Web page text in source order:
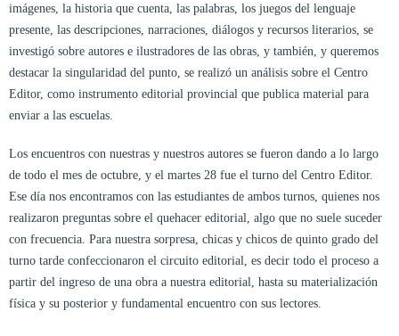
imágenes, la historia que cuenta, las palabras, los juegos del lenguaje
presente, las descripciones, narraciones, diálogos y recursos literarios, se
investigó sobre autores e ilustradores de las obras, y también, y queremos
destacar la singularidad del punto, se realizó un análisis sobre el Centro
Editor, como instrumento editorial provincial que publica material para
enviar a las escuelas.
Los encuentros con nuestras y nuestros autores se fueron dando a lo largo
de todo el mes de octubre, y el martes 28 fue el turno del Centro Editor.
Ese día nos encontramos con las estudiantes de ambos turnos, quienes nos
realizaron preguntas sobre el quehacer editorial, algo que no suele suceder
con frecuencia. Para nuestra sorpresa, chicas y chicos de quinto grado del
turno tarde confeccionaron el circuito editorial, es decir todo el proceso a
partir del ingreso de una obra a nuestra editorial, hasta su materialización
física y su posterior y fundamental encuentro con sus lectores.